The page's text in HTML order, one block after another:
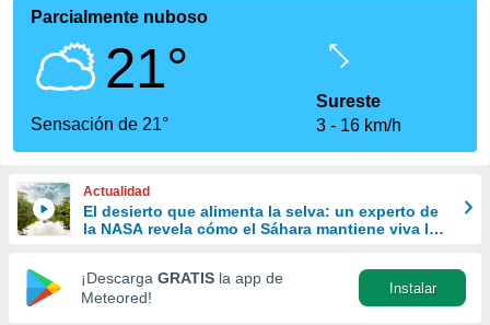
ha
que se
calidad.
a este
las
y
forma
digital
basada
Parcialmente nuboso
21°
Sensación de 21°
Sureste
3
16 km/h
Actualidad
El desierto que alimenta la selva: un experto de
la NASA revela cómo el Sáhara mantiene viva la
¡Descarga GRATIS la app de
Meteored!
Instalar